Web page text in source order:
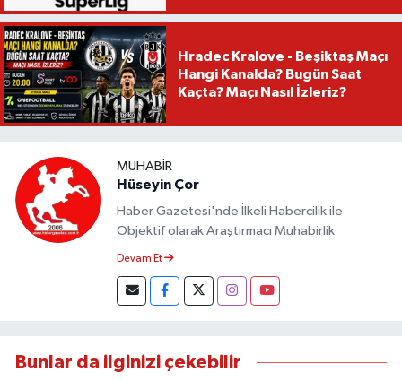
Hradec Kralove - Beşiktaş Maçı
Hangi Kanalda? Bugün Saat
Kaçta? Maçı Nasıl İzleriz?
MUHABIR
Hüseyin Çor
Haber Gazetesi'nde İlkeli Habercilik ile
Objektif olarak Araştırmacı Muhabirlik
Yapmaktayım.
Devam Et
Bunlar da ilginizi çekebilir